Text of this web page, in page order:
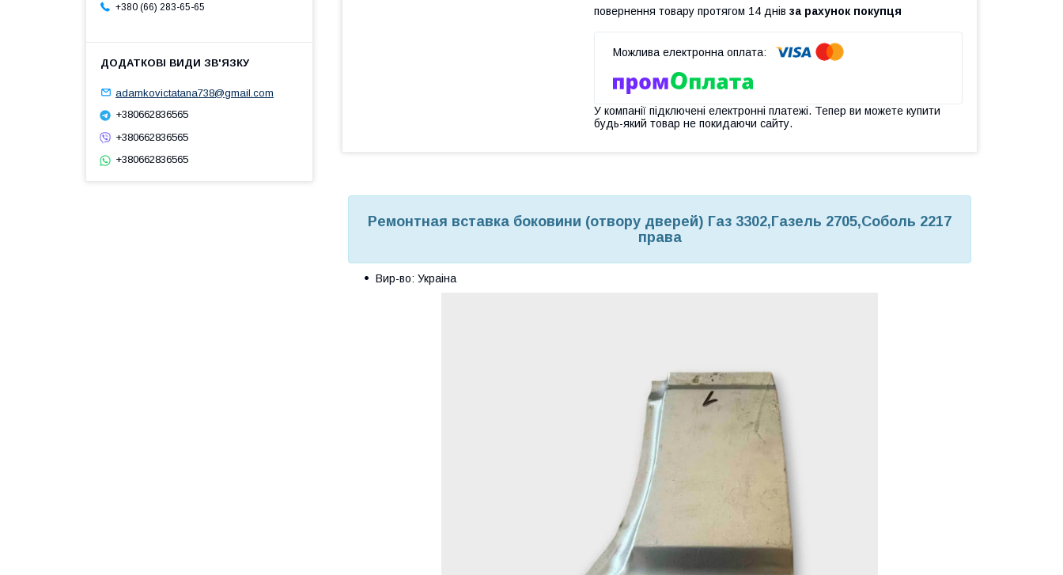
повернення товару протягом 14 днів за рахунок покупця
У компанії підключені електронні платежі. Тепер ви можете купити
будь-який товар не покидаючи сайту.
Ремонтная вставка боковини (отвору дверей) Газ 3302,Газель 2705,Соболь 2217
права
Вир-во: Украіна
+380 (66) 283-65-65
adamkovictatana738@gmail.com
+380662836565
+380662836565
+380662836565